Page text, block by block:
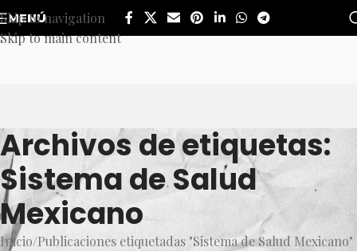
Skip to navigation
Skip to main content
MENÚ
Archivos de etiquetas:
Sistema de Salud
Mexicano
Inicio Publicaciones etiquetadas "Sistema de Salud Mexicano"